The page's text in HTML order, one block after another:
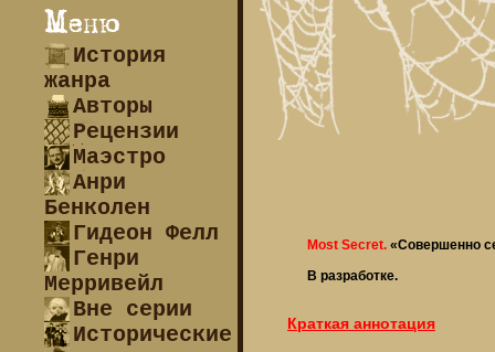
История
жанра
Авторы
Рецензии
Маэстро
Анри
Бенколен
Гидеон Фелл
Генри
Мерривейл
Вне серии
Исторические
Most Secret. «Совершенно
В разработке.
Краткая аннотация